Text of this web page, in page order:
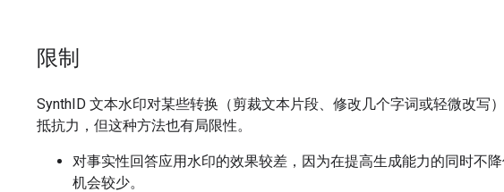
限制
SynthID 文本水印对某些转换（剪裁文本片段、修改几个字词或轻微改写
抵抗力，但这种方法也有局限性。
对事实性回答应用水印的效果较差，因为在提高生成能力的同时不
机会较少。